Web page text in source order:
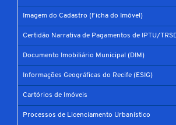
Imagem do Cadastro (Ficha do Imóvel)
Certidão Narrativa de Pagamentos de IPTU/
Documento Imobiliário Municipal (DIM)
Informações Geográficas do Recife (ESIG)
Cartórios de Imóveis
Processos de Licenciamento Urbanístico